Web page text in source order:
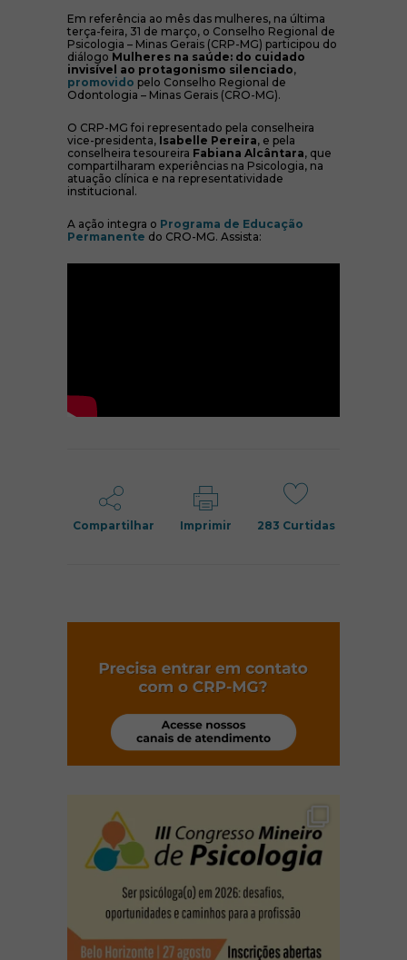
Em referência ao mês das mulheres, na última
terça-feira, 31 de março, o Conselho Regional de
Psicologia – Minas Gerais (CRP-MG) participou do
diálogo Mulheres na saúde: do cuidado
invisível ao protagonismo silenciado,
promovido (abre em nova janela)
pelo Conselho Regional de
Odontologia – Minas Gerais (CRO-MG).
O CRP-MG foi representado pela conselheira
vice-presidenta, Isabelle Pereira, e pela
conselheira tesoureira Fabiana Alcântara, que
compartilharam experiências na Psicologia, na
atuação clínica e na representatividade
institucional.
A ação integra o Programa de Educação
Permanente (abre em nova janela)
do CRO-MG. Assista:
Compartilhar Imprimir 283 Curtidas